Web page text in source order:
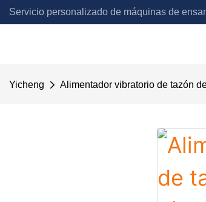
Servicio personalizado de máquinas de
Yicheng Alimentador vibratorio de tazón